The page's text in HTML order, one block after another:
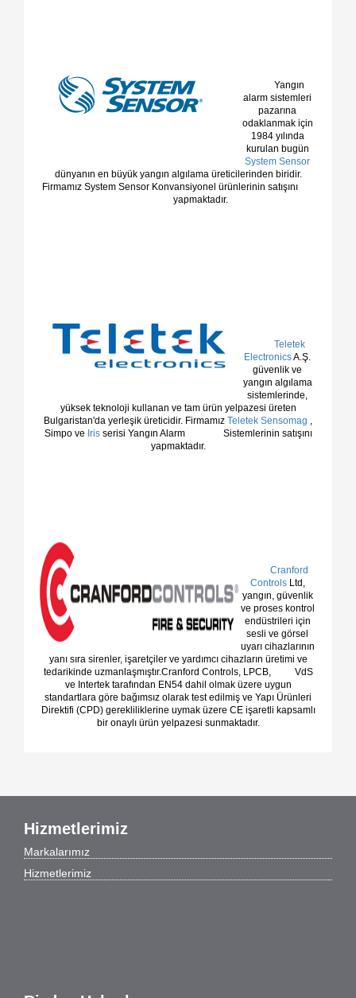
Yangın
alarm sistemleri
pazarına
odaklanmak için
1984 yılında
kurulan bugün
System Sensor
dünyanın en büyük yangın algılama üreticilerinden biridir.
Firmamız System Sensor Konvansiyonel ürünlerinin satışını
yapmaktadır.
Teletek
ElectronicsA.Ş.
güvenlik ve
yangın algılama
sistemlerinde,
yüksek teknoloji kullanan ve tam ürün yelpazesi üreten
Bulgaristan'da yerleşik üreticidir. Firmamız Teletek Sensomag
Simpo ve Iris serisi Yangın Alarm Sistemlerinin satışını
yapmaktadır.
Cranford
ControlsLtd,
yangın, güvenlik
ve proses kontrol
endüstrileri için
sesli ve görsel
uyarı cihazlarının
yanı sıra sirenler, işaretçiler ve yardımcı cihazların üretimi ve
tedarikinde uzmanlaşmıştır.Cranford Controls, LPCB, VdS
ve Intertek tarafından EN54 dahil olmak üzere uygun
standartlara göre bağımsız olarak test edilmiş ve Yapı Ürünleri
Direktifi (CPD) gerekliliklerine uymak üzere CE işaretli kapsamlı
bir onaylı ürün yelpazesi sunmaktadır.
Hizmetlerimiz
Markalarımız
Hizmetlerimiz